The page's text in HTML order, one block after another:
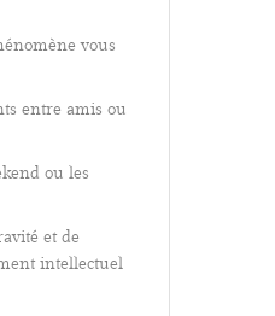
vous
entre amis ou
ou les
et de
intellectuel